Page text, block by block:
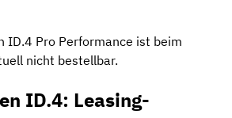
ID.4 Pro Performance ist beim
nicht bestellbar.
ID.4: Leasing-